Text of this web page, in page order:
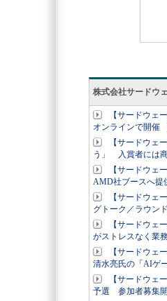
株式会社サードウ
【サードウ
オンラインで開催
【サードウェ
う」 入賞者には
【サードウェ
AMD社ブースへ提
【サードウェ
グトーク／ラウン
【サードウェ
がストレスなく業
【サードウェ
清水亮氏の「AIゲ
【サードウ
予選 参加者募集